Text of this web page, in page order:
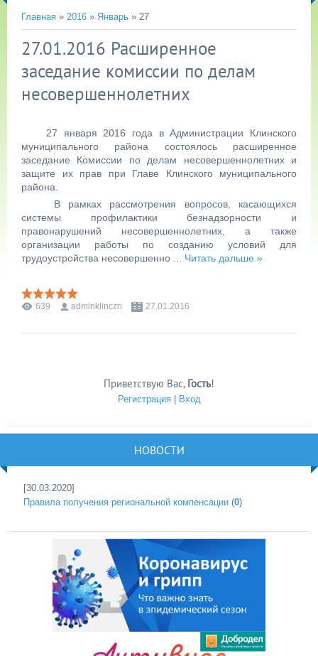
Главная » 2016 » Январь » 27
27.01.2016 Расширенное
заседание комиссии по делам
несовершеннолетних
27 января 2016 года в Администрации Клинского
муниципального района состоялось расширенное
заседание Комиссии по делам несовершеннолетних и
защите их прав при Главе Клинского муниципального
района.
В рамках рассмотрения вопросов, касающихся
системы профилактики безнадзорности и
правонарушений несовершеннолетних, а также
организации работы по созданию условий для
трудоустройства несовершенно
Читать дальше »
639 adminklinczn 27.01.2016
Приветствую Вас, Гость!
Регистрация| Вход
НОВОСТИ
[30.03.2020]
Правила получения региональной компенсации (0)